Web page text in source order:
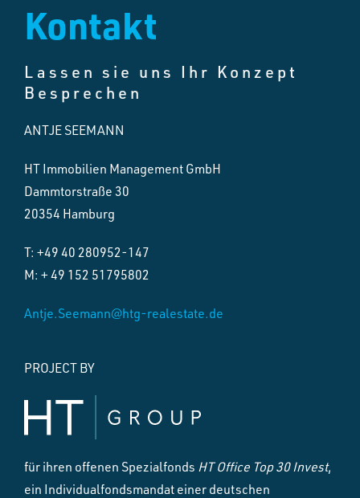
Kontakt
Lassen sie uns Ihr Konzept
Besprechen
ANTJE SEEMANN
HT Immobilien Management GmbH
Dammtorstraße 30
20354 Hamburg
T: +49 40 280952-147
M: + 49 152 51795802
Antje.Seemann@htg-realestate.de
PROJECT BY
für ihren offenen Spezialfonds HT Office Top 30 Invest,
ein Individualfondsmandat einer deutschen